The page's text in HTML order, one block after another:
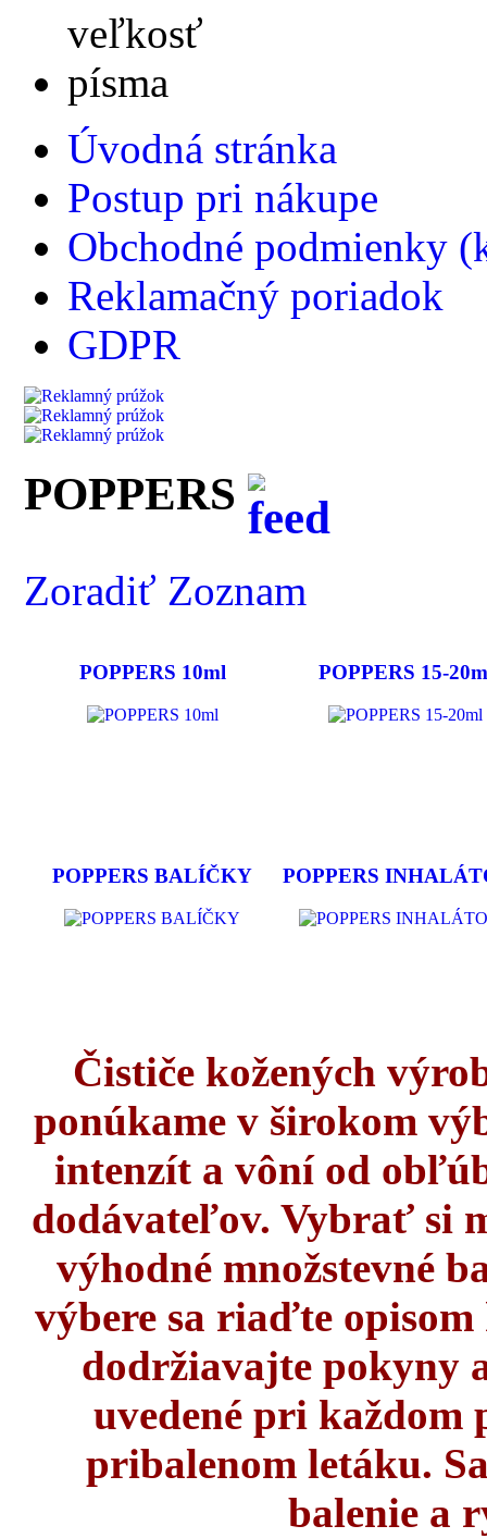
Úvodná stránka
Postup pri nákupe
Obchodné podmienky
Reklamačný poriadok
GDPR
POPPERS
Zoradiť Zoznam
POPPERS 10ml POPPERS 15-
POPPERS BALÍČKY POPPERS
Čističe kožených
ponúkame v širokom
intenzít a vôní od
dodávateľov. Vybrať si
výhodné množstevné
výbere sa riaďte
dodržiavajte pokyny
uvedené pri každom
pribalenom letáku.
balenie a